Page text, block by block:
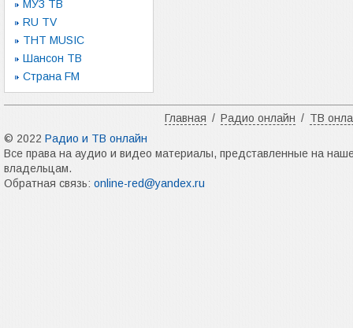
МУЗ ТВ
RU TV
ТНТ MUSIC
Шансон ТВ
Страна FM
Главная / Радио онлайн / ТВ
© 2022 Радио и ТВ онлайн
Все права на аудио и видео материалы, представленные на
владельцам.
Обратная связь: online-red@yandex.ru